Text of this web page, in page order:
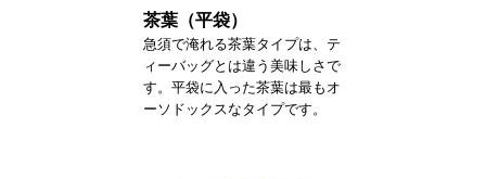
茶葉（平袋）
急須で淹れる茶葉タイプは、テ
ィーバッグとは違う美味しさで
す。平袋に入った茶葉は最もオ
ーソドックスなタイプです。